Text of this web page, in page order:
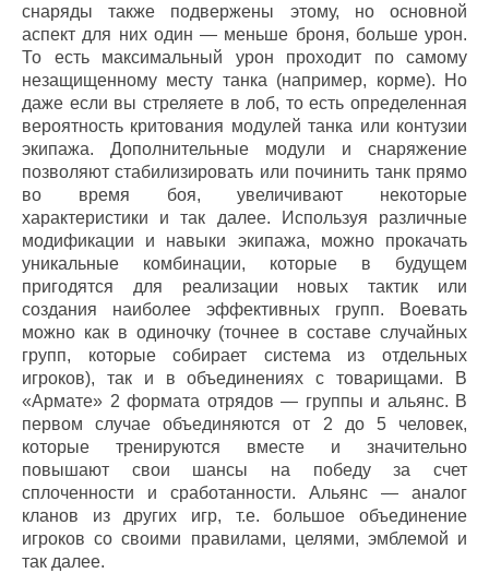
снаряды также подвержены этому, но основной
аспект для них один — меньше броня, больше урон.
То есть максимальный урон проходит по самому
незащищенному месту танка (например, корме). Но
даже если вы стреляете в лоб, то есть определенная
вероятность критования модулей танка или контузии
экипажа. Дополнительные модули и снаряжение
позволяют стабилизировать или починить танк прямо
во время боя, увеличивают некоторые
характеристики и так далее. Используя различные
модификации и навыки экипажа, можно прокачать
уникальные комбинации, которые в будущем
пригодятся для реализации новых тактик или
создания наиболее эффективных групп. Воевать
можно как в одиночку (точнее в составе случайных
групп, которые собирает система из отдельных
игроков), так и в объединениях с товарищами. В
«Армате» 2 формата отрядов — группы и альянс. В
первом случае объединяются от 2 до 5 человек,
которые тренируются вместе и значительно
повышают свои шансы на победу за счет
сплоченности и сработанности. Альянс — аналог
кланов из других игр, т.е. большое объединение
игроков со своими правилами, целями, эмблемой и
так далее.